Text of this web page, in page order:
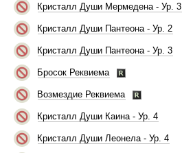
Кристалл Души Мермедена - Ур. 3
Кристалл Души Пантеона - Ур. 2
Кристалл Души Пантеона - Ур. 3
Бросок Реквиема
Возмездие Реквиема
Кристалл Души Каина - Ур. 4
Кристалл Души Леонела - Ур. 4